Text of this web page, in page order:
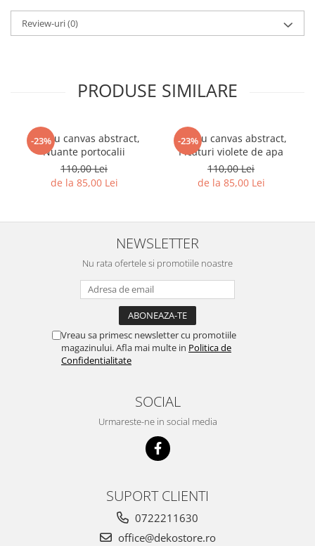
Review-uri(0)
PRODUSE SIMILARE
-23%
Tablou canvas abstract,
Nuante portocalii
110,00 Lei
de la 85,00 Lei
-23%
Tablou canvas abstract,
Picaturi violete de apa
110,00 Lei
de la 85,00 Lei
NEWSLETTER
Nu rata ofertele si promotiile noastre
Vreau sa primesc newsletter cu promotiile
magazinului. Afla mai multe in Politica de
Confidentialitate
SOCIAL
Urmareste-ne in social media
SUPORT CLIENTI
0722211630
office@dekostore.ro